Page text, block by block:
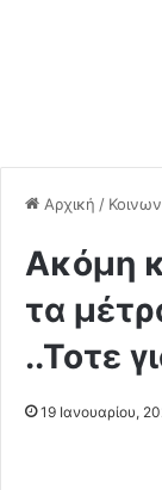
Αρχική /
Ακόμη
τα
..Τοτε
19 Ιανουαρίου,